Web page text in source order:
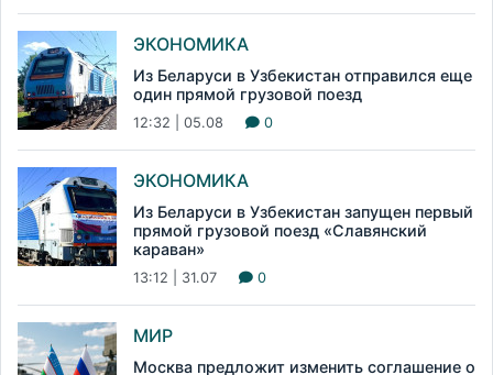
ЭКОНОМИКА
Из Беларуси в Узбекистан отправился еще
один прямой грузовой поезд
12:32 | 05.08 0
ЭКОНОМИКА
Из Беларуси в Узбекистан запущен первый
прямой грузовой поезд «Славянский
караван»
13:12 | 31.07 0
МИР
Москва предложит изменить соглашение о